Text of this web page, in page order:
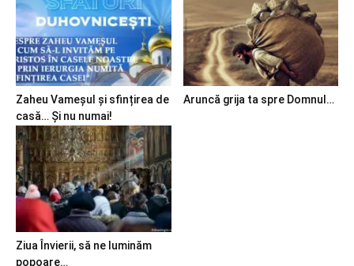
Zaheu Vameșul și sfințirea de
casă… Și nu numai!
Aruncă grija ta spre Domnul…
Ziua Învierii, să ne luminăm
popoare…